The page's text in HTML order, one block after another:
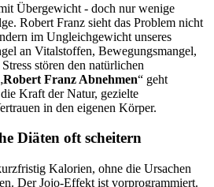
Übergewicht - doch nur wenige
Robert Franz sieht das Problem nicht
im Ungleichgewicht unseres
an Vitalstoffen, Bewegungsmangel,
stören den natürlichen
Robert Franz Abnehmen“ geht
Kraft der Natur, gezielte
in den eigenen Körper.
Diäten oft scheitern
Kalorien, ohne die Ursachen
Der Jojo-Effekt ist vorprogrammiert.